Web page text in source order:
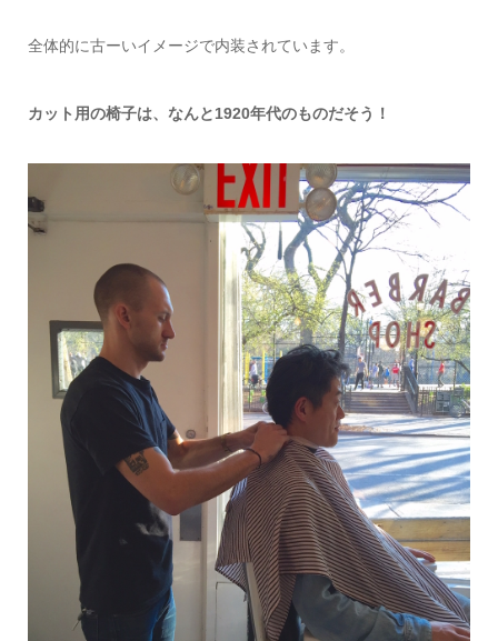
全体的に古ーいイメージで内装されています。
カット用の椅子は、なんと1920年代のものだそう！